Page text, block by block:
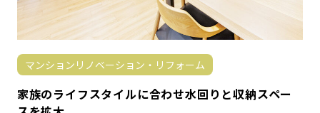
マンションリノベーション・リフォーム
家族のライフスタイルに合わせ水回りと収納スペー